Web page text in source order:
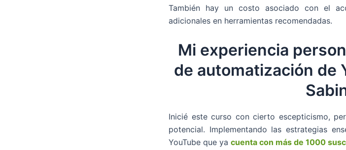
También hay un costo asociado con el
adicionales en herramientas recomendadas.
Mi experiencia
de automatización de
Inicié este curso con cierto escepticismo,
potencial. Implementando las estrategias
YouTube que ya cuenta con más de 1000